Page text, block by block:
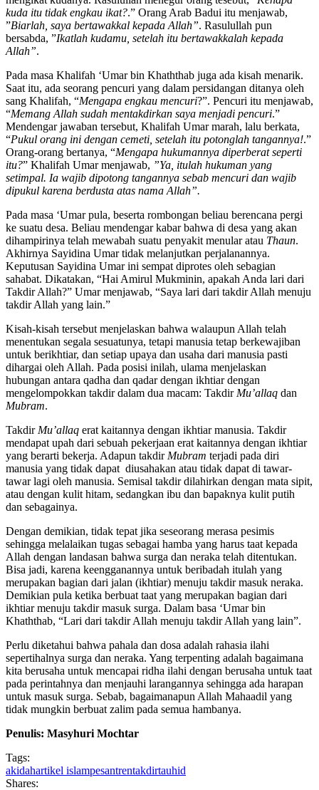
kuda itu tidak engkau ikat?.” Orang Arab Badui itu menjawab,
”Biarlah, saya bertawakkal kepada Allah”. Rasulullah pun
bersabda, ”Ikatlah kudamu, setelah itu bertawakkalah kepada
Allah”.
Pada masa Khalifah ‘Umar bin Khaththab juga ada kisah menarik.
Saat itu, ada seorang pencuri yang dalam persidangan ditanya oleh
sang Khalifah, “Mengapa engkau mencuri?”. Pencuri itu menjawab,
“Memang Allah sudah mentakdirkan saya menjadi pencuri.”
Mendengar jawaban tersebut, Khalifah Umar marah, lalu berkata,
“Pukul orang ini dengan cemeti, setelah itu potonglah tangannya!.”
Orang-orang bertanya, “Mengapa hukumannya diperberat seperti
itu?” Khalifah Umar menjawab, ”Ya, itulah hukuman yang
setimpal. Ia wajib dipotong tangannya sebab mencuri dan wajib
dipukul karena berdusta atas nama Allah”.
Pada masa ‘Umar pula, beserta rombongan beliau berencana pergi
ke suatu desa. Beliau mendengar kabar bahwa di desa yang akan
dihampirinya telah mewabah suatu penyakit menular atau Thaun.
Akhirnya Sayidina Umar tidak melanjutkan perjalanannya.
Keputusan Sayidina Umar ini sempat diprotes oleh sebagian
sahabat. Dikatakan, “Hai Amirul Mukminin, apakah Anda lari dari
Takdir Allah?” Umar menjawab, “Saya lari dari takdir Allah menuju
takdir Allah yang lain.”
Kisah-kisah tersebut menjelaskan bahwa walaupun Allah telah
menentukan segala sesuatunya, tetapi manusia tetap berkewajiban
untuk berikhtiar, dan setiap upaya dan usaha dari manusia pasti
dihargai oleh Allah. Pada posisi inilah, ulama menjelaskan
hubungan antara qadha dan qadar dengan ikhtiar dengan
mengelompokkan takdir dalam dua macam: Takdir Mu’allaq dan
Mubram.
Takdir Mu’allaq erat kaitannya dengan ikhtiar manusia. Takdir
mendapat upah dari sebuah pekerjaan erat kaitannya dengan ikhtiar
yang berarti bekerja. Adapun takdir Mubram terjadi pada diri
manusia yang tidak dapat diusahakan atau tidak dapat di tawar-
tawar lagi oleh manusia. Semisal takdir dilahirkan dengan mata sipit,
atau dengan kulit hitam, sedangkan ibu dan bapaknya kulit putih
dan sebagainya.
Dengan demikian, tidak tepat jika seseorang merasa pesimis
sehingga melalaikan tugas sebagai hamba yang harus taat kepada
Allah dengan landasan bahwa surga dan neraka telah ditentukan.
Bisa jadi, karena keengganannya untuk beribadah itulah yang
merupakan bagian dari jalan (ikhtiar) menuju takdir masuk neraka.
Demikian pula ketika berbuat taat yang merupakan bagian dari
ikhtiar menuju takdir masuk surga. Dalam basa ‘Umar bin
Khaththab, “Lari dari takdir Allah menuju takdir Allah yang lain”.
Perlu diketahui bahwa pahala dan dosa adalah rahasia ilahi
sepertihalnya surga dan neraka. Yang terpenting adalah bagaimana
kita berusaha untuk mencapai ridha ilahi dengan berusaha untuk taat
pada perintahnya dan menjauhi larangannya sehingga ada harapan
untuk masuk surga. Sebab, bagaimanapun Allah Mahaadil yang
tidak mungkin berbuat zalim pada semua hambanya.
Penulis: Masyhuri Mochtar
Tags:
akidahartikel islampesantrentakdirtauhid
Shares: